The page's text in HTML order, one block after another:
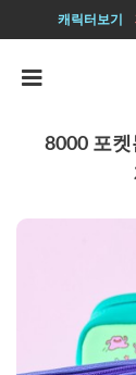
캐릭터보기
8000 포